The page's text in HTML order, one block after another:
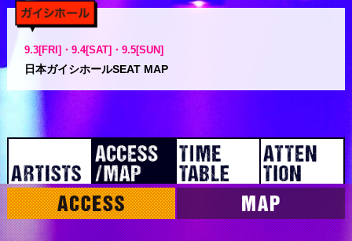
9.3[FRI]・9.4[SAT]・9.5[SUN]
日本ガイシホールSEAT MAP